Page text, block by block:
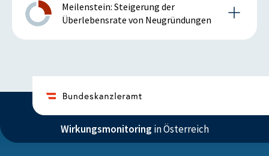
Details zur Kennzahl
2013
Anmerkung: positiv bei steigender Kennzahl
ISTWERT
n.v.
ZIELZUSTAND
1.590
Meilenstein: Steigerung der
Überlebensrate von Neugründungen
2013
Istzustand (2013)
Wirkungsmonitoring in Österreich